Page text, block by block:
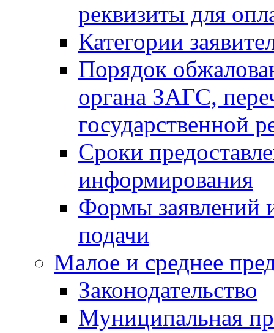
реквизиты для
Категории
Порядок
органа ЗАГС,
государственной
Сроки
информирования
Формы заявлений
подачи
Малое и среднее
Законодательство
Муниципальная